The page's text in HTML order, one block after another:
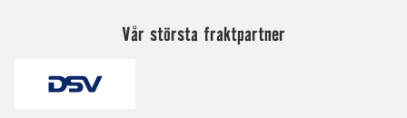
Vår största fraktpartner